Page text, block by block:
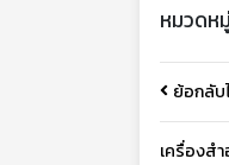
หมวดห
ย้อกลับ
เครื่องสำ